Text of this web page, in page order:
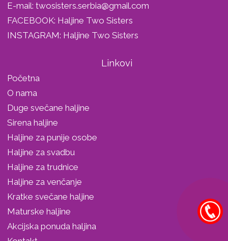
E-mail:twosisters.serbia@gmail.com
FACEBOOK: Haljine Two Sisters
INSTAGRAM: Haljine Two Sisters
Linkovi
Početna
O nama
Duge svečane haljine
Sirena haljine
Haljine za punije osobe
Haljine za svadbu
Haljine za trudnice
Haljine za venčanje
Kratke svečane haljine
Maturske haljine
Akcijska ponuda haljina